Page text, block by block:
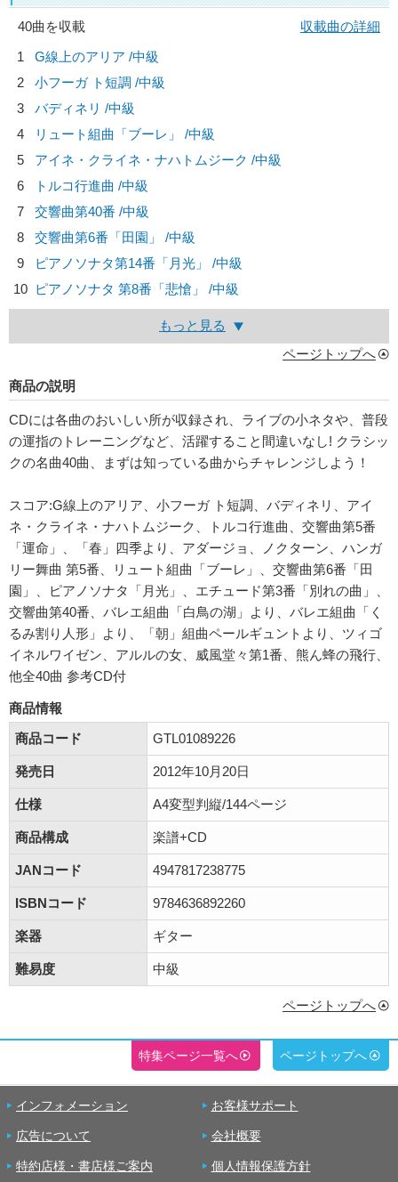
40曲を収載
収載曲の詳細
1
G線上のアリア /中級
2
小フーガ ト短調 /中級
3
バディネリ /中級
4
リュート組曲「ブーレ」 /中級
5
アイネ・クライネ・ナハトムジーク /中級
6
トルコ行進曲 /中級
7
交響曲第40番 /中級
8
交響曲第6番「田園」 /中級
9
ピアノソナタ第14番「月光」 /中級
10 ピアノソナタ 第8番「悲愴」 /中級
もっと見る
ページトップへ
商品の説明
CDには各曲のおいしい所が収録され、ライブの小ネタや、普段
の運指のトレーニングなど、活躍すること間違いなし! クラシッ
クの名曲40曲、まずは知っている曲からチャレンジしよう！
スコア:G線上のアリア、小フーガ ト短調、バディネリ、アイ
ネ・クライネ・ナハトムジーク、トルコ行進曲、交響曲第5番
「運命」、「春」四季より、アダージョ、ノクターン、ハンガ
リー舞曲 第5番、リュート組曲「ブーレ」、交響曲第6番「田
園」、ピアノソナタ「月光」、エチュード第3番「別れの曲」、
交響曲第40番、バレエ組曲「白鳥の湖」より、バレエ組曲「く
るみ割り人形」より、「朝」組曲ペールギュントより、ツィゴ
イネルワイゼン、アルルの女、威風堂々第1番、熊ん蜂の飛行、
他全40曲 参考CD付
商品情報
商品コード
GTL01089226
発売日 2012年10月20日
仕様 A4変型判縦/144ページ
商品構成 楽譜+CD
JANコード 4947817238775
ISBNコード 9784636892260
楽器 ギター
難易度 中級
ページトップへ
特集ページ一覧へ ページトップへ
インフォメーション お客様サポート
広告について 会社概要
特約店様・書店様ご案内 個人情報保護方針